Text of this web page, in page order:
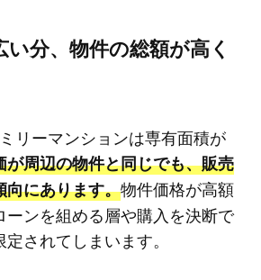
い分、物件の総額が高く
リーマンションは専有面積が
が周辺の物件と同じでも、販売
向にあります。物件価格が高額
ーンを組める層や購入を決断で
されてしまいます。